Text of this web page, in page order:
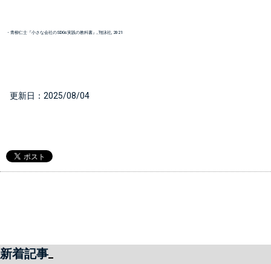
・青柳仁士『小さな会社のSDGs実践の教科書』, 翔泳社, 2021
  更新日：
2025/08/04
新着記事